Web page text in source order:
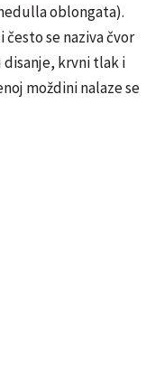
oblongata).
često se naziva čvor
krvni tlak i
moždini nalaze se